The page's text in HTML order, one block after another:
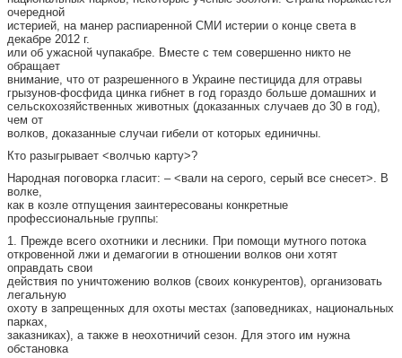
очередной
истерией, на манер распиаренной СМИ истерии о конце света в
декабре 2012 г.
или об ужасной чупакабре. Вместе с тем совершенно никто не
обращает
внимание, что от разрешенного в Украине пестицида для отравы
грызунов-фосфида цинка гибнет в год гораздо больше домашних и
сельскохозяйственных животных (доказанных случаев до 30 в год),
чем от
волков, доказанные случаи гибели от которых единичны.
Кто разыгрывает <волчью карту>?
Народная поговорка гласит: – <вали на серого, серый все снесет>. В
волке,
как в козле отпущения заинтересованы конкретные
профессиональные группы:
1. Прежде всего охотники и лесники. При помощи мутного потока
откровенной лжи и демагогии в отношении волков они хотят
оправдать свои
действия по уничтожению волков (своих конкурентов), организовать
легальную
охоту в запрещенных для охоты местах (заповедниках, национальных
парках,
заказниках), а также в неохотничий сезон. Для этого им нужна
обстановка